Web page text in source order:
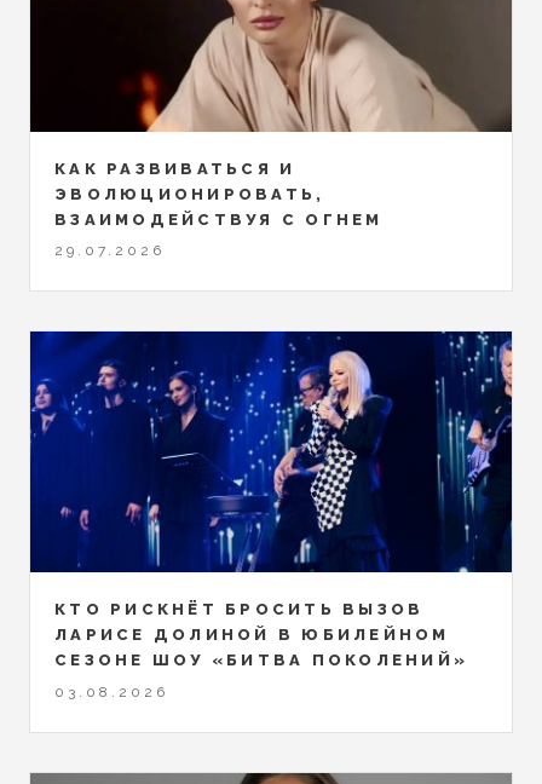
КАК РАЗВИВАТЬСЯ И
ЭВОЛЮЦИОНИРОВАТЬ,
ВЗАИМОДЕЙСТВУЯ С ОГНЕМ
29.07.2026
КТО РИСКНЁТ БРОСИТЬ ВЫЗОВ
ЛАРИСЕ ДОЛИНОЙ В ЮБИЛЕЙНОМ
СЕЗОНЕ ШОУ «БИТВА ПОКОЛЕНИЙ»
03.08.2026